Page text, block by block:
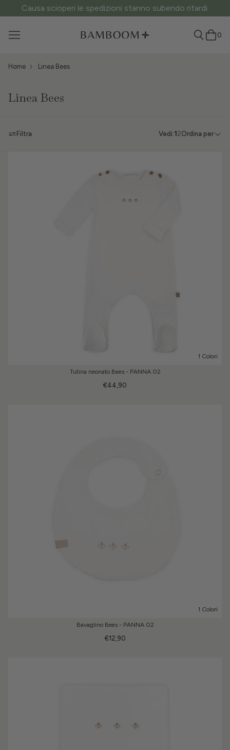
Causa scioperi le spedizioni stanno subendo ritardi.
0
Home Linea Bees
Linea Bees
Filtra Vedi:1 2Ordina per
1 Colori
Tutina neonato Bees - PANNA 02
€44,90
1 Colori
Bavaglino Bees - PANNA 02
€12,90